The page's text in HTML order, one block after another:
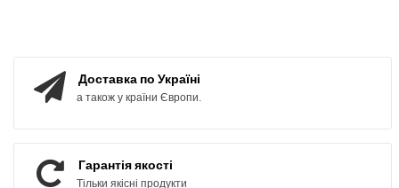
Доставка по Україні
а також у країни Європи.
Гарантія якості
Тільки якісні продукти